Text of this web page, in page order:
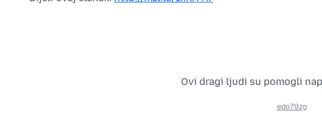
Ovi dragi ljudi su pomogli
edo79zg